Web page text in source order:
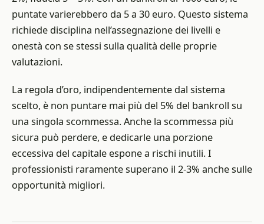
puntate varierebbero da 5 a 30 euro. Questo sistema
richiede disciplina nell’assegnazione dei livelli e
onestà con se stessi sulla qualità delle proprie
valutazioni.
La regola d’oro, indipendentemente dal sistema
scelto, è non puntare mai più del 5% del bankroll su
una singola scommessa. Anche la scommessa più
sicura può perdere, e dedicarle una porzione
eccessiva del capitale espone a rischi inutili. I
professionisti raramente superano il 2-3% anche sulle
opportunità migliori.